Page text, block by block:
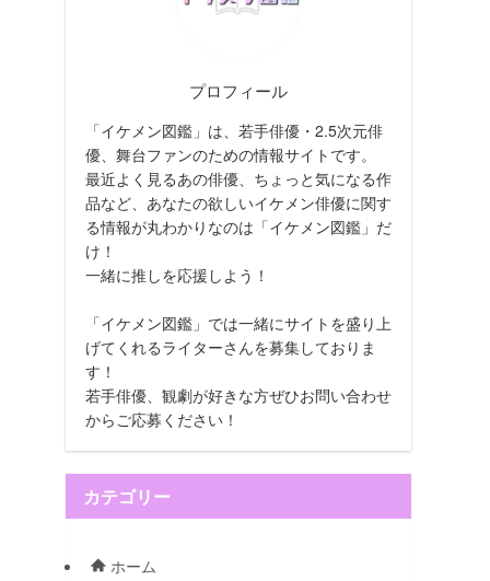
プロフィール
「イケメン図鑑」は、若手俳優・2.5次元俳
優、舞台ファンのための情報サイトです。
最近よく見るあの俳優、ちょっと気になる作
品など、あなたの欲しいイケメン俳優に関す
る情報が丸わかりなのは「イケメン図鑑」だ
け！
一緒に推しを応援しよう！
「イケメン図鑑」では一緒にサイトを盛り上
げてくれるライターさんを募集しておりま
す！
若手俳優、観劇が好きな方ぜひお問い合わせ
からご応募ください！
カテゴリー
ホーム